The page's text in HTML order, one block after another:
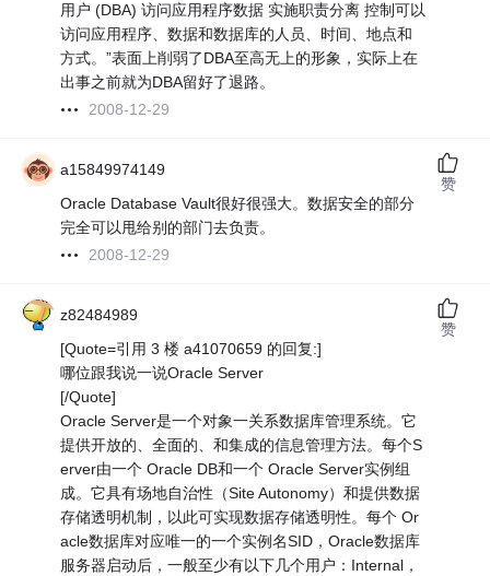
用户 (DBA) 访问应用程序数据 实施职责分离 控制可以
访问应用程序、数据和数据库的人员、时间、地点和
方式。”表面上削弱了DBA至高无上的形象，实际上在
出事之前就为DBA留好了退路。
2008-12-29
a15849974149
Oracle Database Vault很好很强大。数据安全的部分
完全可以甩给别的部门去负责。
2008-12-29
赞
z82484989
[Quote=引用 3 楼 a41070659 的回复:]
哪位跟我说一说Oracle Server
[/Quote]
Oracle Server是一个对象一关系数据库管理系统。它
提供开放的、全面的、和集成的信息管理方法。每个S
erver由一个 Oracle DB和一个 Oracle Server实例组
成。它具有场地自治性（Site Autonomy）和提供数据
存储透明机制，以此可实现数据存储透明性。每个 Or
acle数据库对应唯一的一个实例名SID，Oracle数据库
服务器启动后，一般至少有以下几个用户：Internal，
赞